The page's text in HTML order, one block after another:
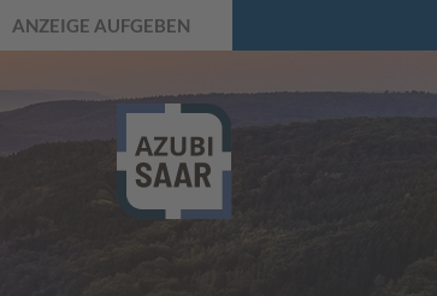
ANZEIGE AUFGEBEN